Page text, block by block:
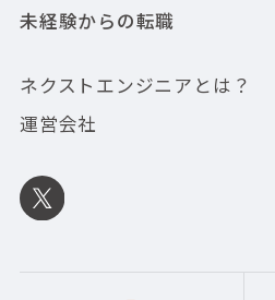
未経験からの転職
ネクストエンジニアとは？
運営会社